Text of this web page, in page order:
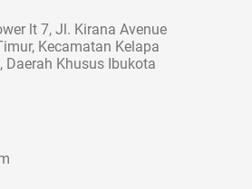
lt 7, Jl. Kirana Avenue
Kecamatan Kelapa
Daerah Khusus Ibukota